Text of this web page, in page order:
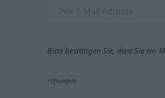
Bitte bestätigen Sie, dass Sie ein
*Pflichtfeld